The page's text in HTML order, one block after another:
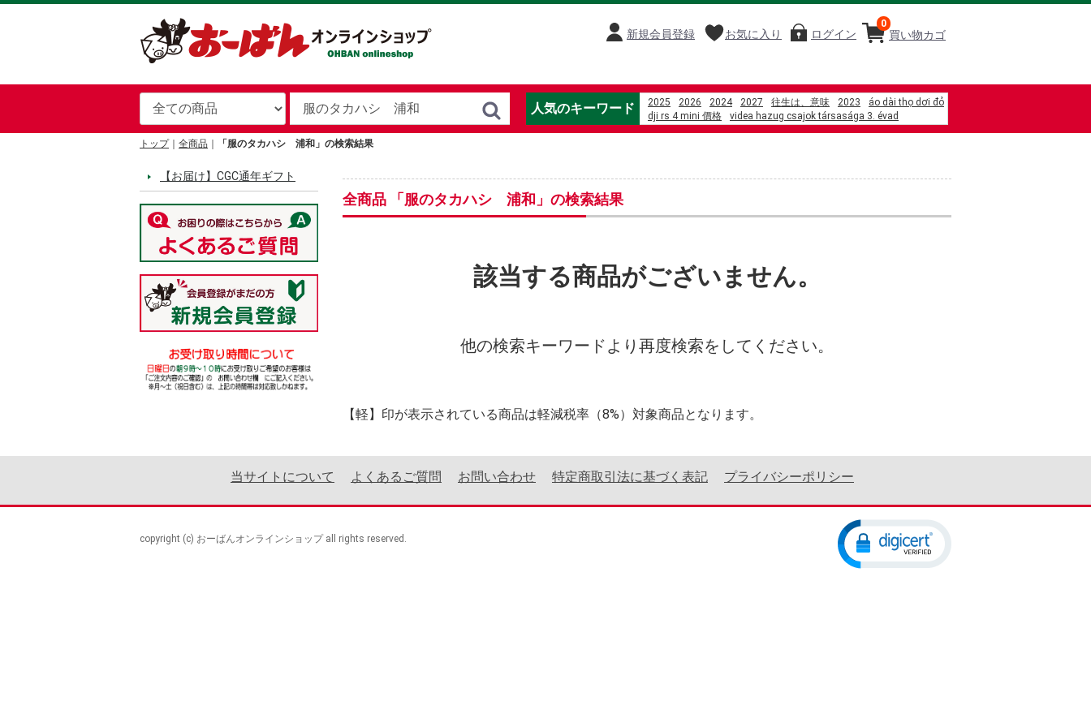
買い物カゴ
0
新規会員登録 お気に入り ログイン
人気のキーワード 2025 2026 2024 2027 往生は、意味 2023
áo dài thọ dơi đỏ
dji rs 4 mini 價格
videa hazug csajok társasága 3. évad
%E5%85%89%E8%8F%AF%E5%BA%97
トップ 全商品 「服のタカハシ 浦和」の検索結果
【お届け】CGC通年ギフト
全商品 「服のタカハシ 浦和」の検索結果
該当する商品がございません。
他の検索キーワードより再度検索をしてください。
【軽】印が表示されている商品は軽減税率（8%）対象商品となります。
当サイトについて よくあるご質問 お問い合わせ 特定商取引法に基づく表記 プライバシーポリシー
copyright (c) おーばんオンラインショップ all rights reserved.